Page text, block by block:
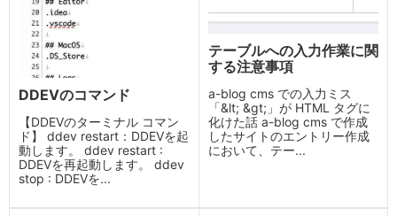
DDEVのコマンド
【DDEVのターミナル コマン
ド】 ddev restart：DDEVを起
動します。 ddev restart :
DDEVを再起動します。 ddev
stop : DDEVを...
テーブルへの入力作業に関
する注意事項
a-blog cms での入力ミス
「&lt; &gt;」が HTML タグに
化けた話 a-blog cms で作成
したサイトのエントリー作成
において、テー...